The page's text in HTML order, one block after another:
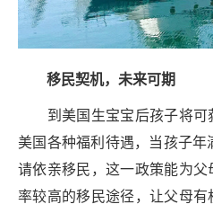
移民契机，未来可期
到美国生宝宝后孩子将可
美国各种福利待遇，当孩子
请依亲移民，这一政策能为
率较高的移民途径，让父母